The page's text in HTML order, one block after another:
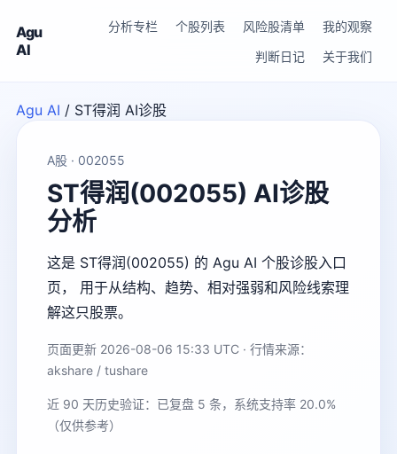
Agu
AI
分析专栏 个股列表 风险股清单
我的观察
判断日记
关于我们
Agu AI / ST得润 AI诊股
A股 · 002055
ST得润(002055) AI诊股
分析
这是 ST得润(002055) 的 Agu AI 个股诊股入口
页， 用于从结构、趋势、相对强弱和风险线索理
解这只股票。
页面更新 2026-08-06 15:33 UTC · 行情来源：
akshare / tushare
近 90 天历史验证：已复盘 5 条，系统支持率 20.0%
（仅供参考）